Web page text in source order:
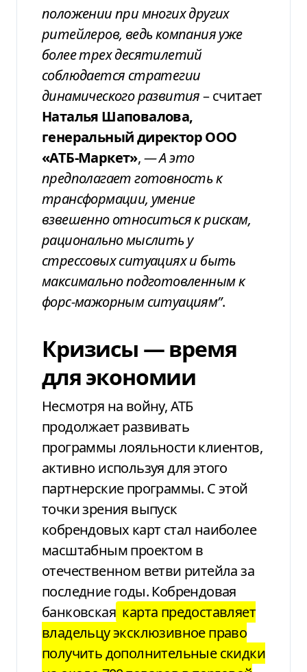
положении при многихдругих
ритейлеров, ведь компания уже
более трех десятилетий
соблюдается стратегии
динамического развития– считает
Наталья Шаповалова,
генеральный директор ООО
«АТБ-Маркет»,—Аэто
предполагает готовность к
трансформации, умение
взвешенно относиться к рискам,
рационально мыслить у
стрессовыхситуациях и быть
максимальноподготовленным к
форс-мажорным ситуациям”.
Кризисы — время
для экономии
Несмотря на войну, АТБ
продолжаетразвивать
программы лояльности клиентов,
активно используя для этого
партнерские программы. С этой
точки зрения выпуск
кобрендовых карт стал наиболее
масштабным проектом в
отечественном ветви ритейла за
последние годы. Кобрендовая
банковская карта предоставляет
владельцуэксклюзивное право
получить дополнительные скидки